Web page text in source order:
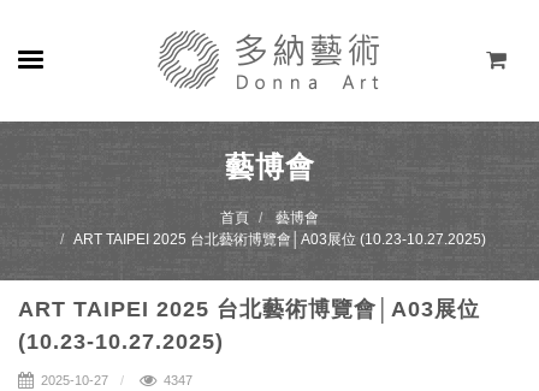
藝術家
線上藝廊
藝博會
首頁
藝博會
ART TAIPEI 2025 台北藝術博覽會│A03展位 (10.23-10.27.2025)
ART TAIPEI 2025 台北藝術博覽會│A03展位
(10.23-10.27.2025)
2025-10-27 4347